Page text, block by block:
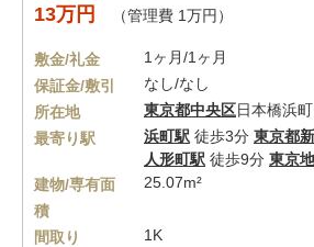
13万円 （管理費 1万円）
敷金/礼金
1ヶ月/1ヶ月
保証金/敷引
なし/なし
所在地
東京都中央区日本橋浜
最寄り駅
浜町駅 徒歩3分 東京都
人形町駅 徒歩9分 東京
建物/専有面
積
25.07m²
間取り
1K